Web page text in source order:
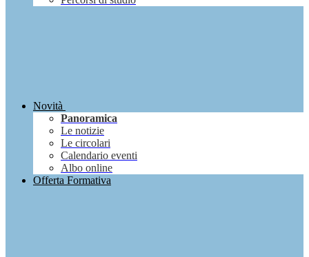
Novità
Panoramica
Le notizie
Le circolari
Calendario eventi
Albo online
Offerta Formativa